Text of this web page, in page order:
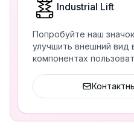
Industrial Lift
Попробуйте наш
улучшить внешний вид
компонентах